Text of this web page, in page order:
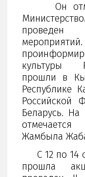
Он
культуры
прошли в
Республике
Российской
Беларусь. На
Жамбыла
С 12 по 14
прошла